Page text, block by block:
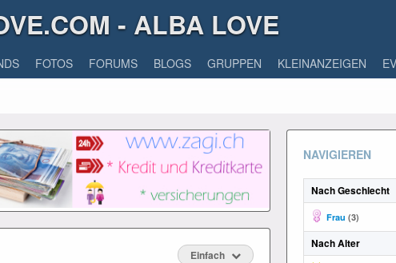
- ALBA LOVE
FOTOS FORUMS BLOGS GRUPPEN KLEINANZEIGEN
Einfach
NAVIGIEREN
Nach Geschlecht
Frau (3)
Nach Alter